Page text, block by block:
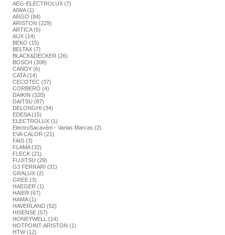
AEG-ELECTROLUX (7)
AIWA (1)
ARGO (84)
ARISTON (229)
ARTICA (5)
AUX (14)
BEKO (15)
BELTAX (7)
BLACK&DECKER (26)
BOSCH (308)
CANDY (6)
CATA (14)
CECOTEC (37)
CORBERÓ (4)
DAIKIN (320)
DAITSU (87)
DELONGHI (34)
EDESA (15)
ELECTROLUX (1)
ElectroSacavém - Varias Marcas (2)
EVA CALOR (21)
FAIS (3)
FLAMA (32)
FLECK (21)
FUJITSU (29)
G3 FERRARI (31)
GRALUX (2)
GREE (3)
HAEGER (1)
HAIER (67)
HAMA (1)
HAVERLAND (52)
HISENSE (57)
HONEYWELL (14)
HOTPOINT-ARISTON (1)
HTW (12)